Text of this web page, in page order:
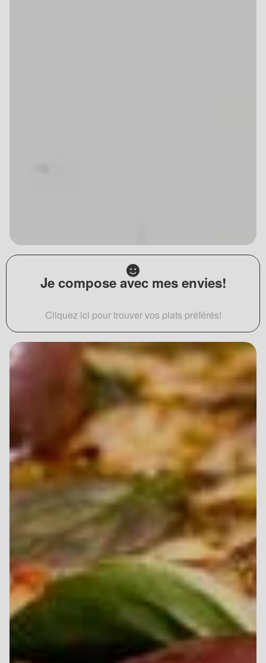
Je compose avec mes envies!
Cliquez ici pour trouver vos plats préférés!